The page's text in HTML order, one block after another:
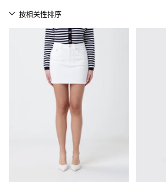
女装系列由优雅的和休闲的单品组成，能够完
在外度过漫长一天的女人们的穿衣需求，穿着
尚，如微喇型牛仔裤搭上一件Dondup针织衫。
这个著名的意大利品牌也为小不点设计，在我
男童和女童的服装，伴随他们的日常活动，如
另一个该品牌的特点就是原材料的品质，如弹
最基本的就是在这梦幻般现代系列的每一件单
探索我们众多不同款式的Dondup男装，女装
风格的那款就在Giglio.com，特快配送，安全支
I最后，浏览我们的品牌折扣专区，发现所有
大利和国际品牌服装和配饰！
DONDUP